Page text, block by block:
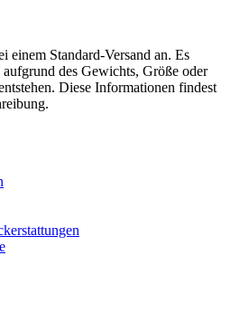
einem Standard-Versand an. Es
des Gewichts, Größe oder
Diese Informationen findest